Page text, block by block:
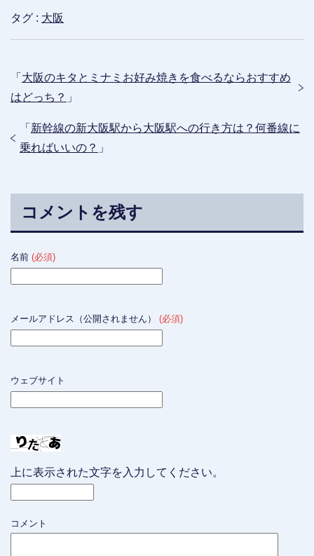
タグ : 大阪
「 大阪のキタとミナミお好み焼きを食べるならおすすめ
はどっち？ 」
「 新幹線の新大阪駅から大阪駅への行き方は？何番線に
乗ればいいの？ 」
コメントを残す
名前 (必須)
メールアドレス（公開されません） (必須)
ウェブサイト
上に表示された文字を入力してください。
コメント